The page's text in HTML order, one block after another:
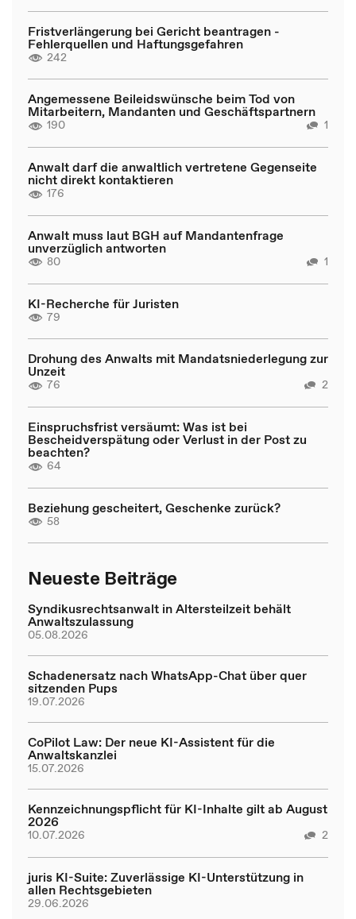
Fristverlängerung bei Gericht beantragen -
Fehlerquellen und Haftungsgefahren
242
Angemessene Beileidswünsche beim Tod von
Mitarbeitern, Mandanten und Geschäftspartnern
190 1
Anwalt darf die anwaltlich vertretene Gegenseite
nicht direkt kontaktieren
176
Anwalt muss laut BGH auf Mandantenfrage
unverzüglich antworten
80 1
KI-Recherche für Juristen
79
Drohung des Anwalts mit Mandatsniederlegung zur
Unzeit
76 2
Einspruchsfrist versäumt: Was ist bei
Bescheidverspätung oder Verlust in der Post zu
beachten?
64
Beziehung gescheitert, Geschenke zurück?
58
Neueste Beiträge
Syndikusrechtsanwalt in Altersteilzeit behält
Anwaltszulassung
05.08.2026
Schadenersatz nach WhatsApp-Chat über quer
sitzenden Pups
19.07.2026
CoPilot Law: Der neue KI-Assistent für die
Anwaltskanzlei
15.07.2026
Kennzeichnungspflicht für KI-Inhalte gilt ab August
2026
10.07.2026 2
juris KI-Suite: Zuverlässige KI-Unterstützung in
allen Rechtsgebieten
29.06.2026